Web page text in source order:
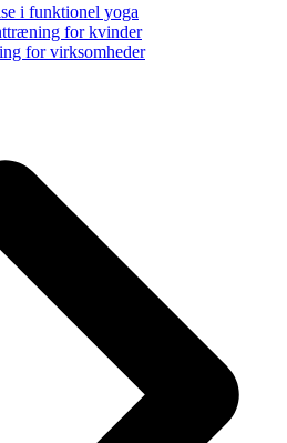
i funktionel yoga
for kvinder
for virksomheder